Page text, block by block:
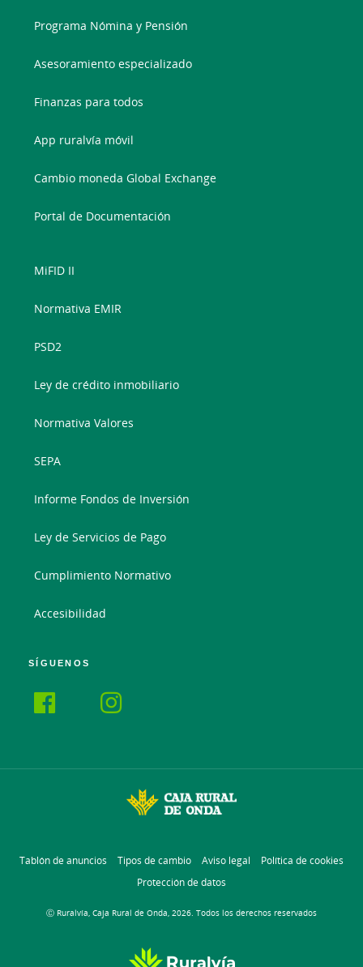
Programa Nómina y Pensión
Asesoramiento especializado
Finanzas para todos
App ruralvía móvil
Cambio moneda Global Exchange
Portal de Documentación
MiFID II
Normativa EMIR
PSD2
Ley de crédito inmobiliario
Normativa Valores
SEPA
Informe Fondos de Inversión
Ley de Servicios de Pago
Cumplimiento Normativo
Accesibilidad
SÍGUENOS
Tablón de anuncios Tipos de cambio Aviso legal
Política de cookies
Protección de datos
Ⓒ Ruralvía, Caja Rural de Onda, 2026. Todos los derechos reservados